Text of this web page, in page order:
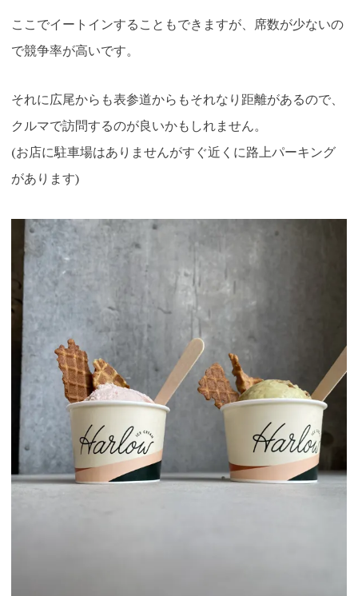
ここでイートインすることもできますが、席数が少ないの
で競争率が高いです。
それに広尾からも表参道からもそれなり距離があるので、
クルマで訪問するのが良いかもしれません。
(お店に駐車場はありませんがすぐ近くに路上パーキング
があります)